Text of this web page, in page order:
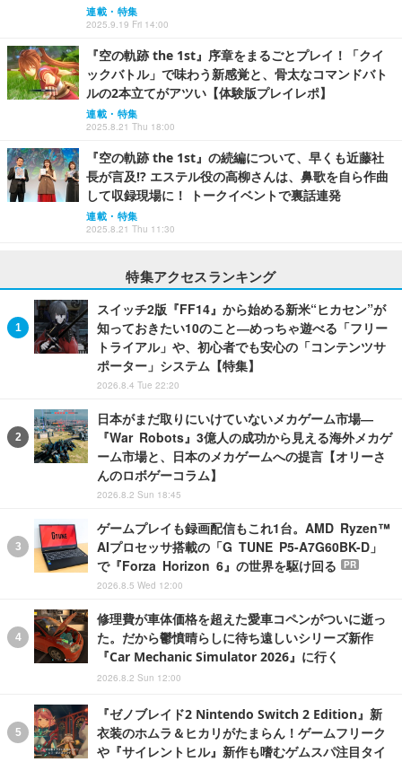
連載・特集
2025.9.19 Fri 14:00
『空の軌跡 the 1st』序章をまるごとプレイ！「クイ
ックバトル」で味わう新感覚と、骨太なコマンドバト
ルの2本立てがアツい【体験版プレイレポ】
連載・特集
2025.8.21 Thu 18:00
『空の軌跡 the 1st』の続編について、早くも近藤社
長が言及!? エステル役の高柳さんは、鼻歌を自ら作曲
して収録現場に！ トークイベントで裏話連発
連載・特集
2025.8.21 Thu 11:30
特集アクセスランキング
スイッチ2版『FF14』から始める新米“ヒカセン”が
知っておきたい10のこと―めっちゃ遊べる「フリー
トライアル」や、初心者でも安心の「コンテンツサ
ポーター」システム【特集】
2026.8.4 Tue 22:20
日本がまだ取りにいけていないメカゲーム市場―
『War Robots』3億人の成功から見える海外メカゲ
ーム市場と、日本のメカゲームへの提言【オリーさ
んのロボゲーコラム】
2026.8.2 Sun 18:45
ゲームプレイも録画配信もこれ1台。AMD Ryzen™
AIプロセッサ搭載の「G TUNE P5-A7G60BK-D」
で『Forza Horizon 6』の世界を駆け回る
PR
2026.8.5 Wed 12:00
修理費が車体価格を超えた愛車コペンがついに逝っ
た。だから鬱憤晴らしに待ち遠しいシリーズ新作
『Car Mechanic Simulator 2026』に行く
2026.8.2 Sun 12:00
『ゼノブレイド2 Nintendo Switch 2 Edition』新
衣装のホムラ＆ヒカリがたまらん！ゲームフリーク
や『サイレントヒル』新作も嗜むゲムスパ注目タイ